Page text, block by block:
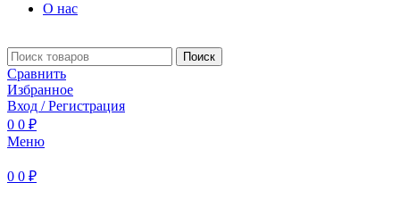
О нас
Поиск
Сравнить
Избранное
Вход / Регистрация
0 0 ₽
Меню
0 0 ₽